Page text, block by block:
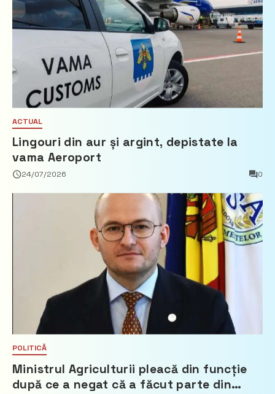
ACTUAL
Lingouri din aur și argint, depistate la
vama Aeroport
24/07/2026 0
POLITICĂ
Ministrul Agriculturii pleacă din funcție
după ce a negat că a făcut parte din